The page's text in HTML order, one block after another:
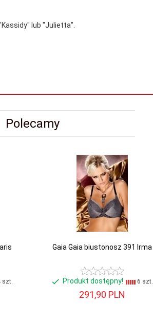
lub "Julietta".
Polecamy
szt.
Gaia Gaia biustonosz 391 Irma
Produkt dostępny! 6 szt.
291,90 PLN